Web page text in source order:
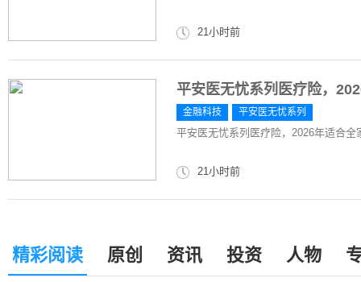
21小时前
平安医无忧系列医疗险，
金融科技 平安医无忧系列
平安医无忧系列医疗险，2026年适合
21小时前
精彩阅读 原创 资讯 投资 人物